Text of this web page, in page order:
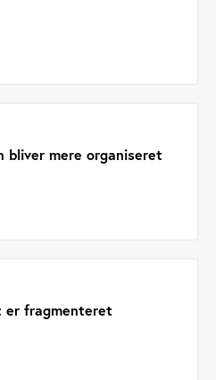
mere organiseret
er fragmenteret